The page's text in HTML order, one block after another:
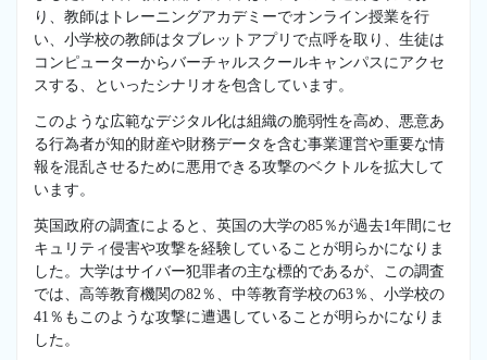
り、教師はトレーニングアカデミーでオンライン授業を行
い、小学校の教師はタブレットアプリで点呼を取り、生徒は
コンピューターからバーチャルスクールキャンパスにアクセ
スする、といったシナリオを包含しています。
このような広範なデジタル化は組織の脆弱性を高め、悪意あ
る行為者が知的財産や財務データを含む事業運営や重要な情
報を混乱させるために悪用できる攻撃のベクトルを拡大して
います。
英国政府の調査によると、英国の大学の85％が過去1年間にセ
キュリティ侵害や攻撃を経験していることが明らかになりま
した。大学はサイバー犯罪者の主な標的であるが、この調査
では、高等教育機関の82％、中等教育学校の63％、小学校の
41％もこのような攻撃に遭遇していることが明らかになりま
した。